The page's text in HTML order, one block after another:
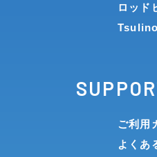
ロッド
ご利用
よくあ